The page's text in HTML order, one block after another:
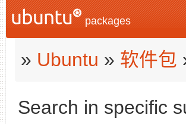
packages
» Ubuntu » 软件包
Search in specific